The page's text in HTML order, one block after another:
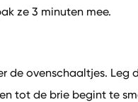
ze 3 minuten mee.
de ovenschaaltjes. Leg
tot de brie begint te